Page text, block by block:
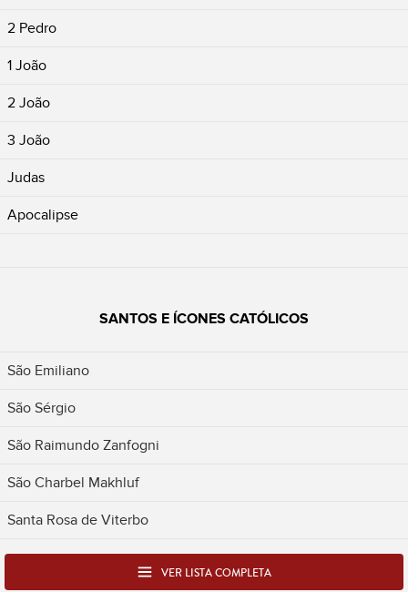
2 Pedro
1 João
2 João
3 João
Judas
Apocalipse
SANTOS E ÍCONES CATÓLICOS
São Emiliano
São Sérgio
São Raimundo Zanfogni
São Charbel Makhluf
Santa Rosa de Viterbo
VER LISTA COMPLETA